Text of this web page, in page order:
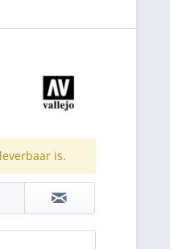
is.